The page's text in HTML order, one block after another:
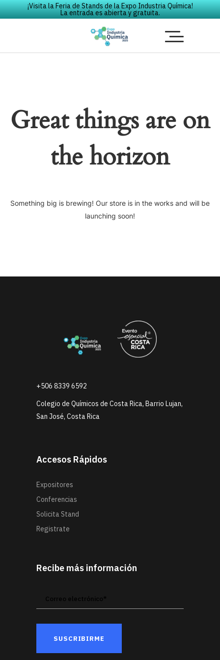
¡Visita la Feria de Stands de la Expo Industria Química!
La entrada es abierta y gratuita.
Great things are on
the horizon
Something big is brewing! Our store is in the works and will be
launching soon!
+506 8339 6592
Colegio de Químicos de Costa Rica, Barrio Lujan,
San José, Costa Rica
Accesos Rápidos
Expositores
Conferencias
Solicita Stand
Registrate
Recibe más información